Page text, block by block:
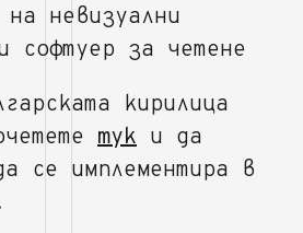
на невизуални
софтуер за четене
кирилица
тук и да
се имплементира в